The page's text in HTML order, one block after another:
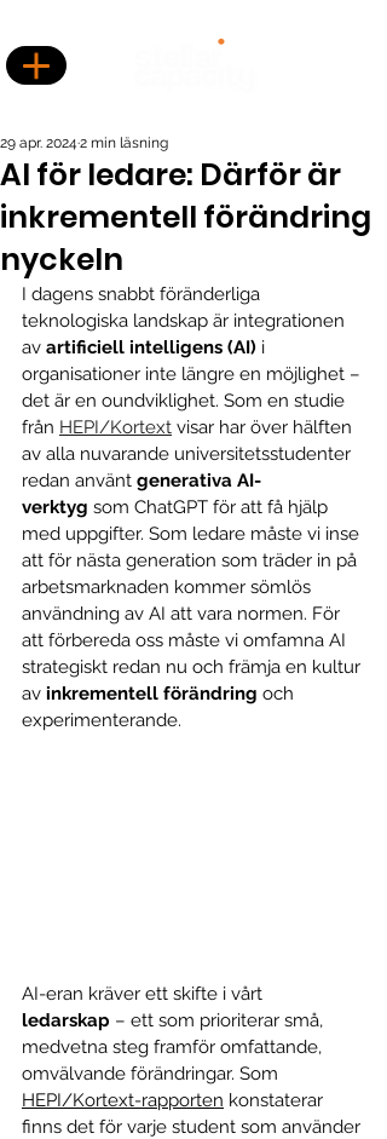
AI för ledare: Därför är
inkrementell förändring
nyckeln
29 apr. 2024 2 min läsning
I dagens snabbt föränderliga
teknologiska landskap är integrationen
av artificiell intelligens (AI) i
organisationer inte längre en möjlighet –
det är en oundviklighet. Som en studie
från HEPI/Kortext visar har över hälften
av alla nuvarande universitetsstudenter
redan använt generativa AI-
verktyg som ChatGPT för att få hjälp
med uppgifter. Som ledare måste vi inse
att för nästa generation som träder in på
arbetsmarknaden kommer sömlös
användning av AI att vara normen. För
att förbereda oss måste vi omfamna AI
strategiskt redan nu och främja en kultur
av inkrementell förändring och
experimenterande.
AI-eran kräver ett skifte i vårt
ledarskap – ett som prioriterar små,
medvetna steg framför omfattande,
omvälvande förändringar. Som
HEPI/Kortext-rapporten konstaterar
finns det för varje student som använder